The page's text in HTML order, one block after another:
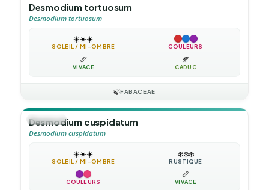
Desmodium tortuosum
Desmodium tortuosum
☀️☀️☀️
SOLEIL / MI-OMBRE COULEURS
📏
VIVACE
🍂
CADUC
🍃FABACEAE
🪴VIVACE
Desmodium cuspidatum
Desmodium cuspidatum
☀️☀️☀️
SOLEIL / MI-OMBRE
❄️❄️❄️
RUSTIQUE
COULEURS
📏
VIVACE